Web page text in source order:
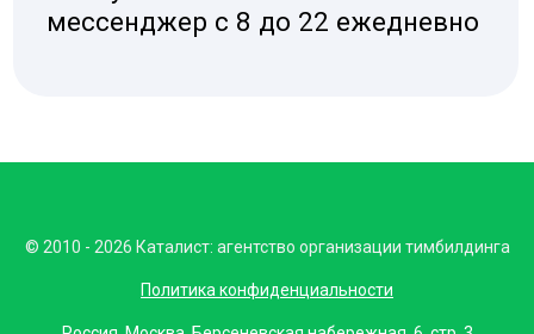
© 2010 - 2026 Каталист: агентство организации тимбилдинга
Политика конфиденциальности